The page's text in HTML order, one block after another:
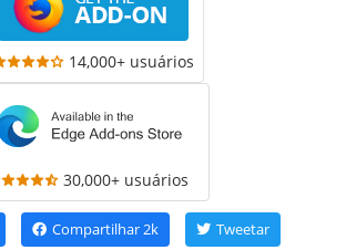
14,000+ usuários
30,000+ usuários
Compartilhar2k Tweetar